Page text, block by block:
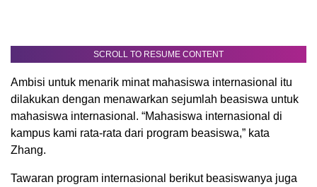
SCROLL TO RESUME CONTENT
Ambisi untuk menarik minat mahasiswa internasional itu
dilakukan dengan menawarkan sejumlah beasiswa untuk
mahasiswa internasional. “Mahasiswa internasional di
kampus kami rata-rata dari program beasiswa,” kata
Zhang.
Tawaran program internasional berikut beasiswanya juga